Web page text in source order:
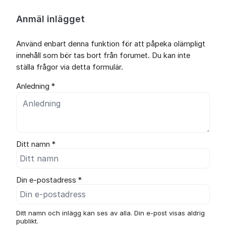
Anmäl inlägget
Använd enbart denna funktion för att påpeka olämpligt
innehåll som bör tas bort från forumet. Du kan inte
ställa frågor via detta formulär.
Anledning *
Ditt namn *
Din e-postadress *
Ditt namn och inlägg kan ses av alla. Din e-post visas aldrig
publikt.